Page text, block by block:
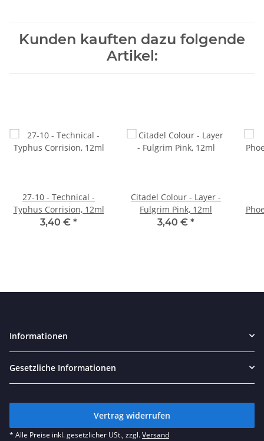
Kunden kauften dazu folgende
Artikel:
27-10 - Technical -
Typhus Corrision, 12ml
3,40 € *
Citadel Colour - Layer -
Fulgrim Pink, 12ml
3,40 € *
Informationen
Gesetzliche Informationen
Vertrag widerrufen
* Alle Preise inkl. gesetzlicher USt., zzgl.Versand